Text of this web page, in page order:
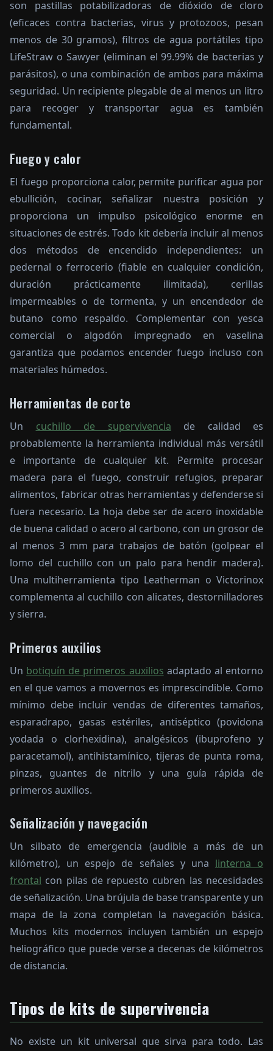
son pastillas potabilizadoras de dióxido de cloro
(eficaces contra bacterias, virus y protozoos, pesan
menos de 30 gramos), filtros de agua portátiles tipo
LifeStraw o Sawyer (eliminan el 99.99% de bacterias y
parásitos), o una combinación de ambos para máxima
seguridad. Un recipiente plegable de al menos un litro
para recoger y transportar agua es también
fundamental.
Fuego y calor
El fuego proporciona calor, permite purificar agua por
ebullición, cocinar, señalizar nuestra posición y
proporciona un impulso psicológico enorme en
situaciones de estrés. Todo kit debería incluir al menos
dos métodos de encendido independientes: un
pedernal o ferrocerio (fiable en cualquier condición,
duración prácticamente ilimitada), cerillas
impermeables o de tormenta, y un encendedor de
butano como respaldo. Complementar con yesca
comercial o algodón impregnado en vaselina
garantiza que podamos encender fuego incluso con
materiales húmedos.
Herramientas de corte
Un cuchillo de supervivencia de calidad es
probablemente la herramienta individual más versátil
e importante de cualquier kit. Permite procesar
madera para el fuego, construir refugios, preparar
alimentos, fabricar otras herramientas y defenderse si
fuera necesario. La hoja debe ser de acero inoxidable
de buena calidad o acero al carbono, con un grosor de
al menos 3 mm para trabajos de batón (golpear el
lomo del cuchillo con un palo para hendir madera).
Una multiherramienta tipo Leatherman o Victorinox
complementa al cuchillo con alicates, destornilladores
y sierra.
Primeros auxilios
Un botiquín de primeros auxilios adaptado al entorno
en el que vamos a movernos es imprescindible. Como
mínimo debe incluir vendas de diferentes tamaños,
esparadrapo, gasas estériles, antiséptico (povidona
yodada o clorhexidina), analgésicos (ibuprofeno y
paracetamol), antihistamínico, tijeras de punta roma,
pinzas, guantes de nitrilo y una guía rápida de
primeros auxilios.
Señalización y navegación
Un silbato de emergencia (audible a más de un
kilómetro), un espejo de señales y una linterna o
frontal con pilas de repuesto cubren las necesidades
de señalización. Una brújula de base transparente y un
mapa de la zona completan la navegación básica.
Muchos kits modernos incluyen también un espejo
heliográfico que puede verse a decenas de kilómetros
de distancia.
Tipos de kits de supervivencia
No existe un kit universal que sirva para todo. Las